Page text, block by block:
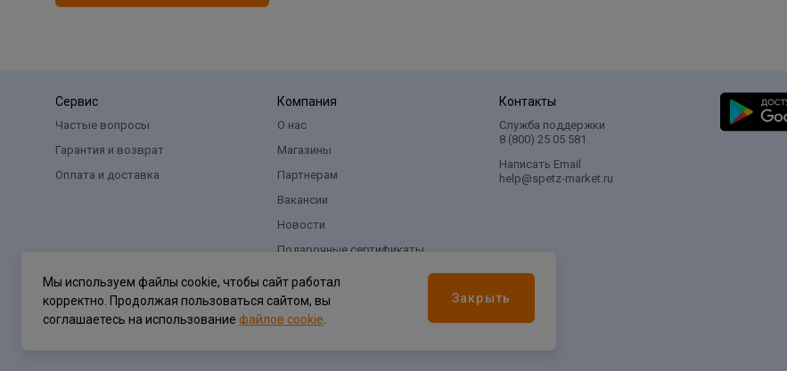
Сервис
Частые вопросы
Гарантия и возврат
Оплата и доставка
Компания
О нас
Магазины
Партнерам
Вакансии
Новости
Подарочные сертификаты
Контакты
Служба поддержки
8 (800) 25 05 581
Написать Email
help@spetz-market.ru
Мы используем файлы cookie, чтобы сайт работал
корректно. Продолжая пользоваться сайтом, вы
соглашаетесь на использование файлов cookie
Закрыть